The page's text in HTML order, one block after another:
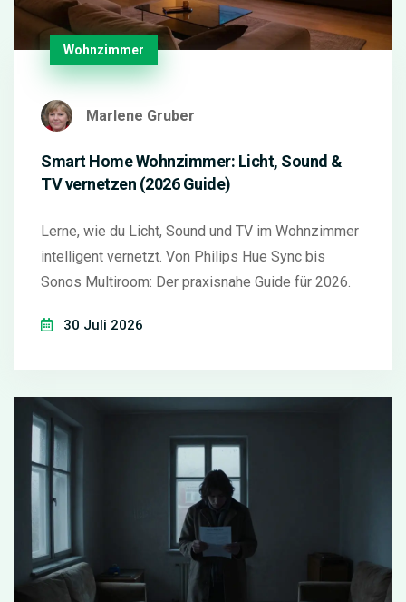
Wohnzimmer
Marlene Gruber
Smart Home Wohnzimmer: Licht, Sound &
TV vernetzen (2026 Guide)
Lerne, wie du Licht, Sound und TV im Wohnzimmer
intelligent vernetzt. Von Philips Hue Sync bis
Sonos Multiroom: Der praxisnahe Guide für 2026.
30 Juli 2026